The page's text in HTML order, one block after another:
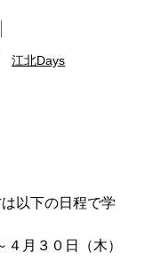
江北Days
以下の日程で学
月３０日（木）